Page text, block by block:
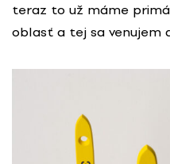
teraz to už máme
oblasť a tej sa venujem